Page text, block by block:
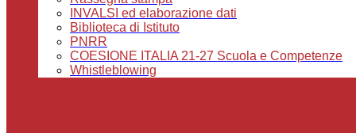
INVALSI ed elaborazione dati
Biblioteca di Istituto
PNRR
COESIONE ITALIA 21-27 Scuola e Competenze
Whistleblowing